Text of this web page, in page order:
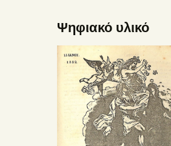
Ψηφιακό υλικό